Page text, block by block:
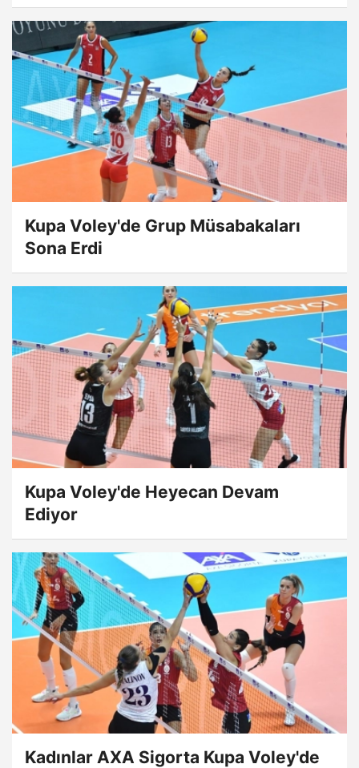
Kupa Voley'de Grup Müsabakaları
Sona Erdi
Kupa Voley'de Heyecan Devam
Ediyor
Kadınlar AXA Sigorta Kupa Voley'de